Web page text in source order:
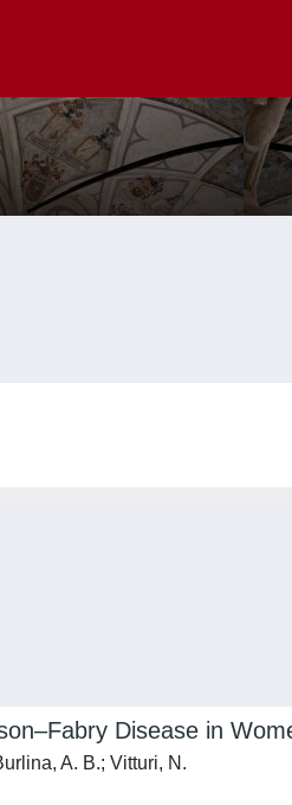
Disease in
A. B.; Vitturi, N.